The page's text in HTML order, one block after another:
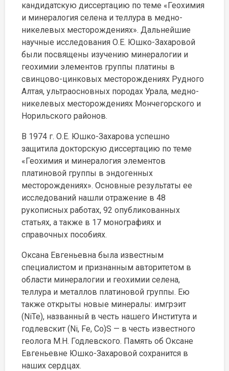
кандидатскую диссертацию по теме «Геохимия
и минералогия селена и теллура в медно-
никелевых месторождениях». Дальнейшие
научные исследования О.Е. Юшко-Захаровой
были посвящены изучению минералогии и
геохимии элементов группы платины в
свинцово-цинковых месторождениях Рудного
Алтая, ультраосновных породах Урала, медно-
никелевых месторождениях Мончегорского и
Норильского районов.
В 1974 г. О.Е. Юшко-Захарова успешно
защитила докторскую диссертацию по теме
«Геохимия и минералогия элементов
платиновой группы в эндогенных
месторождениях». Основные результаты ее
исследований нашли отражение в 48
рукописных работах, 92 опубликованных
статьях, а также в 17 монографиях и
справочных пособиях.
Оксана Евгеньевна была известным
специалистом и признанным авторитетом в
области минералогии и геохимии селена,
теллура и металлов платиновой группы. Ею
также открыты новые минералы: имгрэит
(NiTe), названный в честь нашего Института и
годлевскит (Ni, Fe, Co)S — в честь известного
геолога М.Н. Годлевского. Память об Оксане
Евгеньевне Юшко-Захаровой сохранится в
наших сердцах.